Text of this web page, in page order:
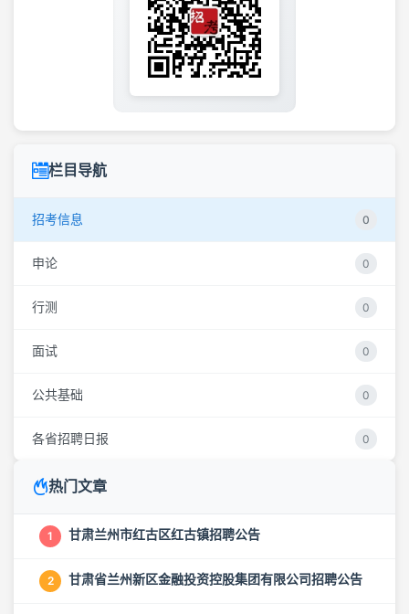
栏目导航
招考信息 0
申论 0
行测 0
面试 0
公共基础 0
各省招聘日报 0
热门文章
1 甘肃兰州市红古区红古镇招聘公告
2 甘肃省兰州新区金融投资控股集团有限公司招聘公告